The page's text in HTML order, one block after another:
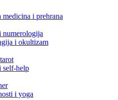
i prehrana
numerologija
i okultizam
self-help
i yoga